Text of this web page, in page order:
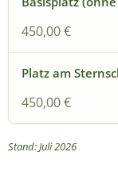
450,00 €
450,00 €
Stand: Juli 2026